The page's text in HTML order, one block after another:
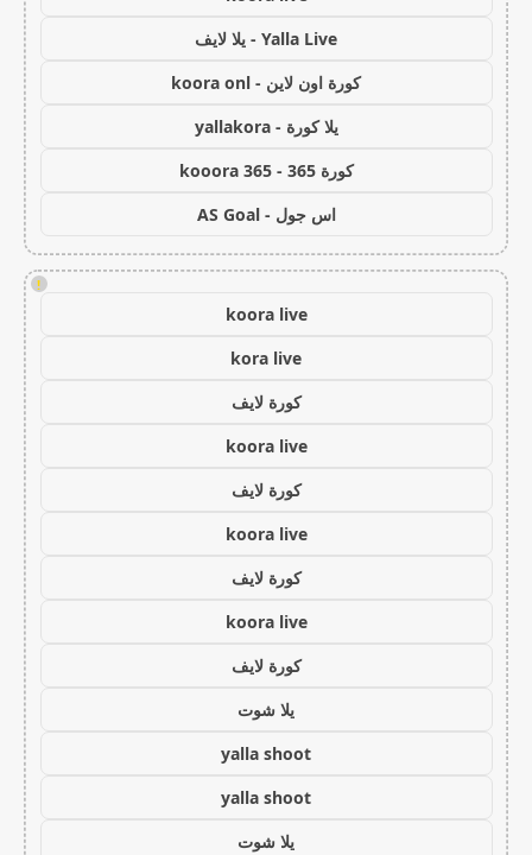
Yalla Live - يلا لايف
كورة اون لاين - koora onl
يلا كورة - yallakora
كورة 365 - kooora 365
اس جول - AS Goal
!
koora live
kora live
كورة لايف
koora live
كورة لايف
koora live
كورة لايف
koora live
كورة لايف
يلا شوت
yalla shoot
yalla shoot
يلا شوت